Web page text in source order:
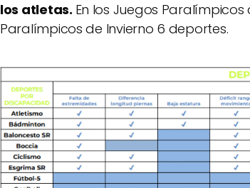
los atletas. En los Juegos
Paralímpicos de Invierno 6 deportes.